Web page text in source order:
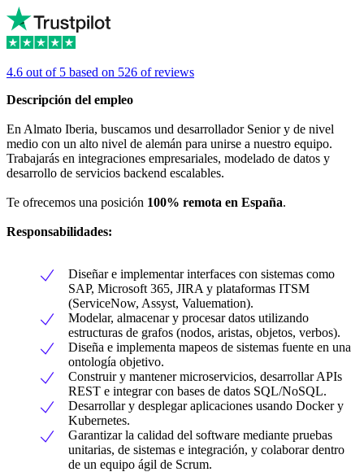
4.6 out of 5 based on 526 of reviews
Descripción del empleo
En Almato Iberia, buscamos und desarrollador Senior y de nivel
medio con un alto nivel de alemán para unirse a nuestro equipo.
Trabajarás en integraciones empresariales, modelado de datos y
desarrollo de servicios backend escalables.
Te ofrecemos una posición 100% remota en España.
Responsabilidades:
Diseñar e implementar interfaces con sistemas como
SAP, Microsoft 365, JIRA y plataformas ITSM
(ServiceNow, Assyst, Valuemation).
Modelar, almacenar y procesar datos utilizando
estructuras de grafos (nodos, aristas, objetos, verbos).
Diseña e implementa mapeos de sistemas fuente en una
ontología objetivo.
Construir y mantener microservicios, desarrollar APIs
REST e integrar con bases de datos SQL/NoSQL.
Desarrollar y desplegar aplicaciones usando Docker y
Kubernetes.
Garantizar la calidad del software mediante pruebas
unitarias, de sistemas e integración, y colaborar dentro
de un equipo ágil de Scrum.